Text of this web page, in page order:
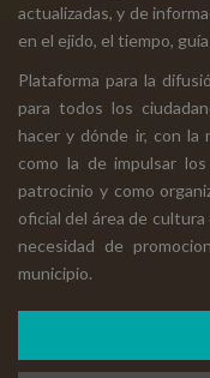
actualizadas, y de
en el ejido, el tiempo,
Plataforma para la
para todos los
hacer y dónde ir, con la
como la de impulsar
patrocinio y como
oficial del área de
necesidad de
municipio.